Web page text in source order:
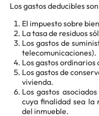
Los gastos deducibles
El impuesto sobre
La tasa de residuos
Los gastos de
telecomunicaciones).
Los gastos ordinarios
Los gastos de
vivienda.
Los gastos
cuya finalidad sea la
del inmueble.